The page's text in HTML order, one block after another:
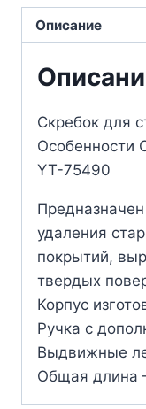
Описание
Скребок для
Особенности
YT-75490
удаления
покрытий,
твердых
Корпус
Ручка с
Выдвижные
Общая длина